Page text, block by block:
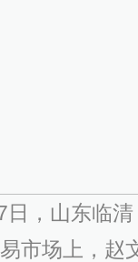
日，山东临
市场上，赵